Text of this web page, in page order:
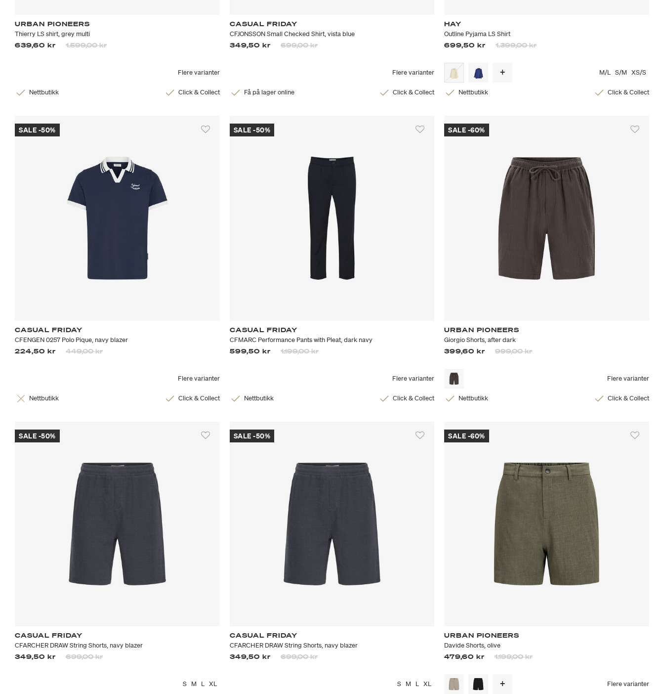
URBAN PIONEERS
Thierry LS shirt, grey multi
639,60 kr
Prisen er nedsatt fra
1.599,00 krtil
Flere varianter
Nettbutikk Click & Collect
CASUAL FRIDAY
CFJONSSON Small Checked Shirt, vista blue
349,50 kr
Prisen er nedsatt fra
699,00 krtil
Flere varianter
Få på lager online Click & Collect
HAY
Outline Pyjama LS Shirt
699,50 kr
Prisen er nedsatt fra
1.399,00 krtil
M/L S/M XS/S
Nettbutikk Click & Collect
SALE -50%
CASUAL FRIDAY
CFENGEN 0257 Polo Pique, navy blazer
224,50 kr
Prisen er nedsatt fra
449,00 krtil
Flere varianter
Nettbutikk Click & Collect
SALE -50%
CASUAL FRIDAY
CFMARC Performance Pants with Pleat, dark navy
599,50 kr
Prisen er nedsatt fra
1.199,00 krtil
Flere varianter
Nettbutikk Click & Collect
SALE -60%
URBAN PIONEERS
Giorgio Shorts, after dark
399,60 kr
Prisen er nedsatt fra
999,00 krtil
Flere varianter
Nettbutikk Click & Collect
SALE -50%
CASUAL FRIDAY
CFARCHER DRAW String Shorts, navy blazer
349,50 kr
Prisen er nedsatt fra
699,00 krtil
S M L XL
SALE -50%
CASUAL FRIDAY
CFARCHER DRAW String Shorts, navy blazer
349,50 kr
Prisen er nedsatt fra
699,00 krtil
S M L XL
SALE -60%
URBAN PIONEERS
Davide Shorts, olive
479,60 kr
Prisen er nedsatt fra
1.199,00 krtil
Flere varianter